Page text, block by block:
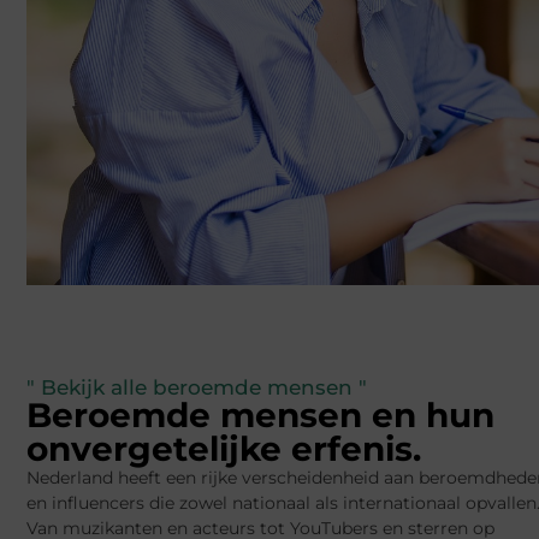
" Bekijk alle beroemde mensen "
Beroemde mensen en hun
onvergetelijke erfenis.
Nederland heeft een rijke verscheidenheid aan
en influencers die zowel nationaal als internationaal opvallen.
Van muzikanten en acteurs tot YouTubers en sterren op